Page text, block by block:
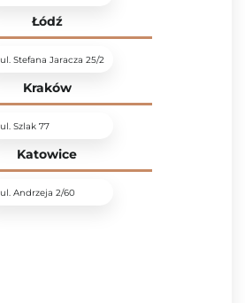
Łódź
ul. Stefana Jaracza 25/2
Kraków
ul. Szlak 77
Katowice
ul. Andrzeja 2/60